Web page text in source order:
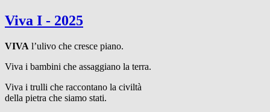
Viva I - 2025
VIVA l’ulivo che cresce piano.
Viva i bambini che assaggiano la terra.
Viva i trulli che raccontano la civiltà
della pietra che siamo stati.